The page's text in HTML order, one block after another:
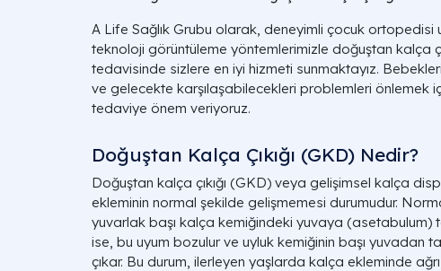
A Life Sağlık Grubu olarak, deneyimli çocuk ortopedisi
teknoloji görüntüleme yöntemlerimizle doğuştan kalça
tedavisinde sizlere en iyi hizmeti sunmaktayız.
ve gelecekte karşılaşabilecekleri problemleri önlemek
tedaviye önem veriyoruz.
Doğuştan Kalça Çıkığı (GKD) Nedir?
Doğuştan kalça çıkığı (GKD) veya gelişimsel kalça
ekleminin normal şekilde gelişmemesi durumudur.
yuvarlak başı kalça kemiğindeki yuvaya (asetabulum)
ise, bu uyum bozulur ve uyluk kemiğinin başı yuvadan
çıkar. Bu durum, ilerleyen yaşlarda kalça ekleminde ağrı,